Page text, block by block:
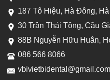
187 Tô Hiệu, Hà Đông,
30 Trần Thái Tông, Cầu
88B Nguyễn Hữu Huân,
086 566 8066
vbivietbidental@gmail.com